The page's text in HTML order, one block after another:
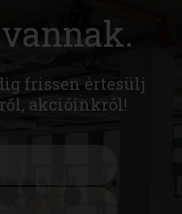
frissen értesülj
akcióinkról!